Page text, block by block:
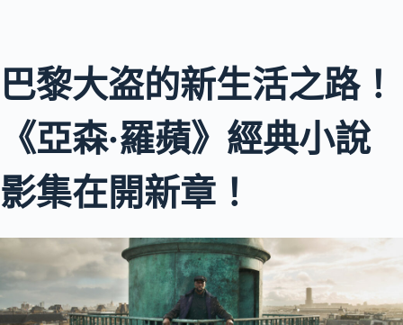
巴黎大盗的新生活之路！
《亞森·羅蘋》經典小說
影集在開新章！